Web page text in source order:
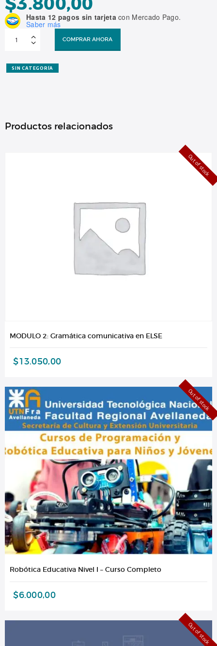
Hasta 12 pagos sin tarjetacon Mercado Pago.
Saber más
2
(Preinscripción)
COMPRAR AHORA
SIN CATEGORÍA
Productos relacionados
Out of stock
MODULO 2: Gramática comunicativa en ELSE
$13.050,00
Out of stock
Robótica Educativa Nivel I – Curso Completo
$6.000,00
Out of stock